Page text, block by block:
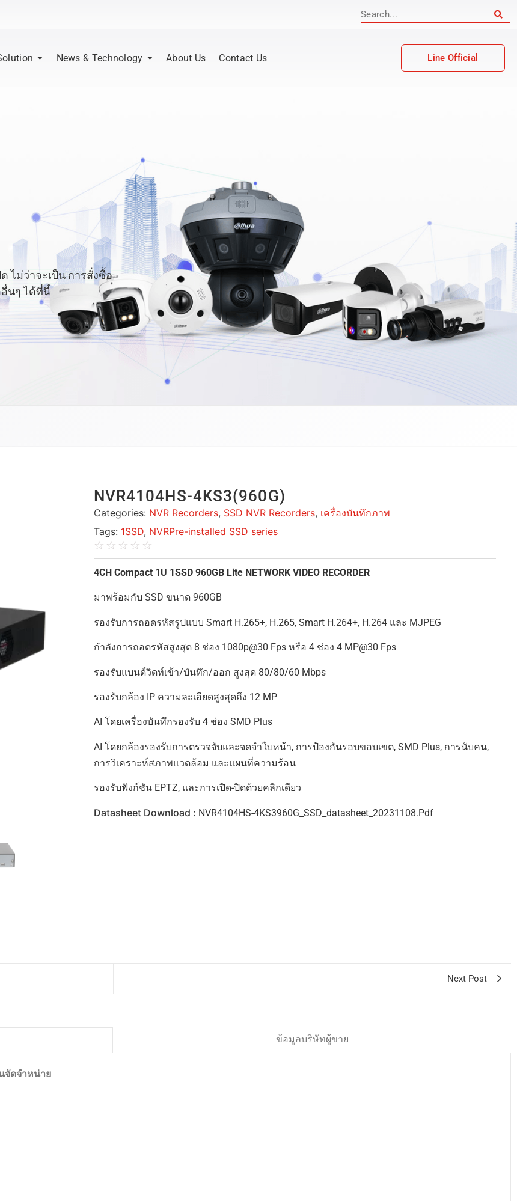
News & Technology About Us Contact Us Line Official
ไม่ว่าจะเป็น การสั่งซื้อ
นๆ ได้ที่นี้
NVR4104HS-4KS3(960G)
Categories: NVR Recorders, SSD NVR Recorders, เครื่องบันทึกภาพ
Tags: 1SSD, NVRPre-installed SSD series
☆ ☆ ☆ ☆ ☆
4CH Compact 1U 1SSD 960GB Lite NETWORK VIDEO RECORDER
มาพร้อมกับ SSD ขนาด 960GB
รองรับการถอดรหัสรูปแบบ Smart H.265+, H.265, Smart H.264+, H.264 และ MJPEG
กำลังการถอดรหัสสูงสุด 8 ช่อง 1080p@30 Fps หรือ 4 ช่อง 4 MP@30 Fps
รองรับแบนด์วิดท์เข้า/บันทึก/ออก สูงสุด 80/80/60 Mbps
รองรับกล้อง IP ความละเอียดสูงสุดถึง 12 MP
AI โดยเครื่องบันทึกรองรับ 4 ช่อง SMD Plus
AI โดยกล้องรองรับการตรวจจับและจดจำใบหน้า, การป้องกันรอบขอบเขต, SMD Plus, การนับคน,
การวิเคราะห์สภาพแวดล้อม และแผนที่ความร้อน
รองรับฟังก์ชัน EPTZ, และการเปิด-ปิดด้วยคลิกเดียว
Datasheet Download : NVR4104HS-4KS3960G_SSD_datasheet_20231108.pdf
Next Post
ข้อมูลบริษัทผู้ขาย
จัดจำหน่าย